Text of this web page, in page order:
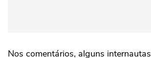
Nos comentários, alguns internautas